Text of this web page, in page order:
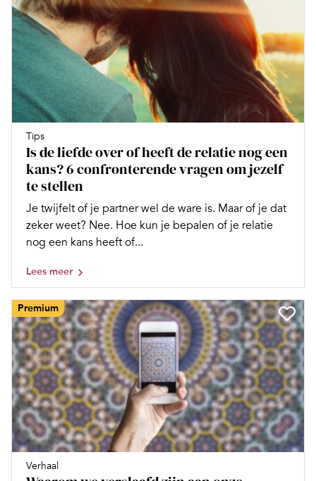
Tips
Is de liefde over of heeft de relatie nog een
kans? 6 confronterende vragen om jezelf
te stellen
Je twijfelt of je partner wel de ware is. Maar of je dat
zeker weet? Nee. Hoe kun je bepalen of je relatie
nog een kans heeft of...
Lees meer
Premium
Verhaal